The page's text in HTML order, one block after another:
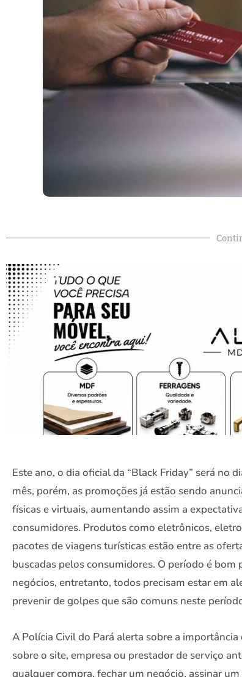
Este ano, o dia oficial da “Black Friday” será no
mês, porém, as promoções já estão sendo
físicas e virtuais, aumentando assim a
consumidores. Produtos como eletrônicos,
pacotes de viagens turísticas estão entre as
buscadas pelos consumidores. O período é bom
negócios, entretanto, todos precisam estar em
prevenir de golpes que são comuns neste
A Polícia Civil do Pará alerta sobre a importância
sobre o site, empresa ou prestador de serviço
qualquer compra, fechar um negócio, assinar